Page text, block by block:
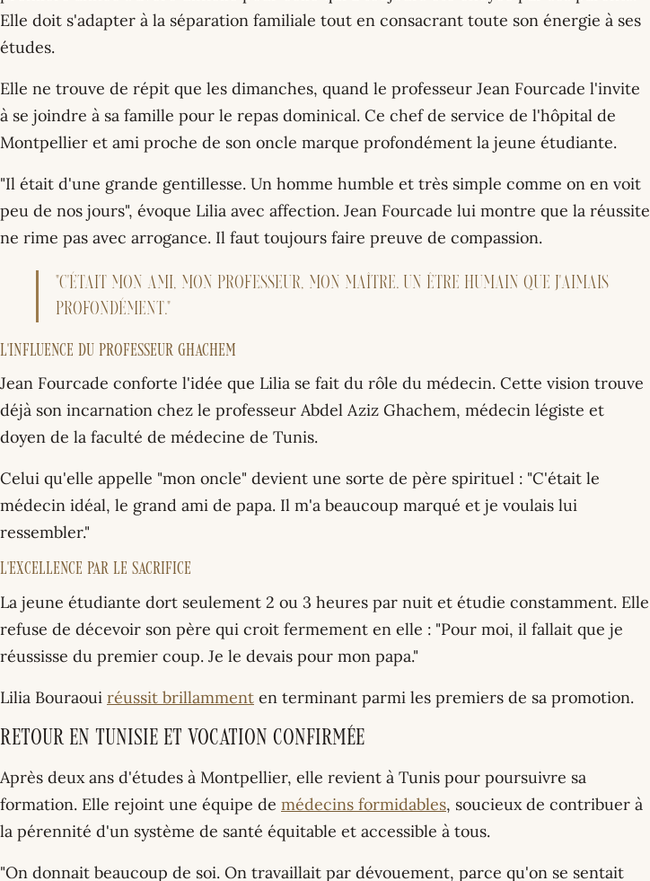
Elle doit s'adapter à la séparation familiale tout en consacrant toute son énergie à ses
études.
Elle ne trouve de répit que les dimanches, quand le professeur Jean Fourcade l'invite
à se joindre à sa famille pour le repas dominical. Ce chef de service de l'hôpital de
Montpellier et ami proche de son oncle marque profondément la jeune étudiante.
"Il était d'une grande gentillesse. Un homme humble et très simple comme on en voit
peu de nos jours", évoque Lilia avec affection. Jean Fourcade lui montre que la réussite
ne rime pas avec arrogance. Il faut toujours faire preuve de compassion.
"C'était mon ami, mon professeur, mon Maître. Un être humain que j'aimais
profondément."
L'influence du professeur Ghachem
Jean Fourcade conforte l'idée que Lilia se fait du rôle du médecin. Cette vision trouve
déjà son incarnation chez le professeur Abdel Aziz Ghachem, médecin légiste et
doyen de la faculté de médecine de Tunis.
Celui qu'elle appelle "mon oncle" devient une sorte de père spirituel : "C'était le
médecin idéal, le grand ami de papa. Il m'a beaucoup marqué et je voulais lui
ressembler."
L'excellence par le sacrifice
La jeune étudiante dort seulement 2 ou 3 heures par nuit et étudie constamment. Elle
refuse de décevoir son père qui croit fermement en elle : "Pour moi, il fallait que je
réussisse du premier coup. Je le devais pour mon papa."
Lilia Bouraoui réussit brillamment en terminant parmi les premiers de sa promotion.
Retour en Tunisie et vocation confirmée
Après deux ans d'études à Montpellier, elle revient à Tunis pour poursuivre sa
formation. Elle rejoint une équipe de médecins formidables, soucieux de contribuer à
la pérennité d'un système de santé équitable et accessible à tous.
"On donnait beaucoup de soi. On travaillait par dévouement, parce qu'on se sentait